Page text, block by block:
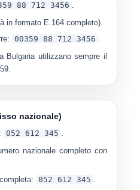
88 712 3456 .
in formato E.164 completo).
00359 88 712 3456 .
Bulgaria utilizzano sempre il
nazionale)
052 612 345 .
nazionale completo con
052 612 345 .